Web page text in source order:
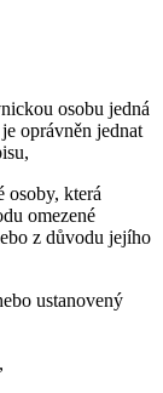
osobu jedná
oprávněn jednat
osoby, která
omezené
z důvodu jejího
ustanovený